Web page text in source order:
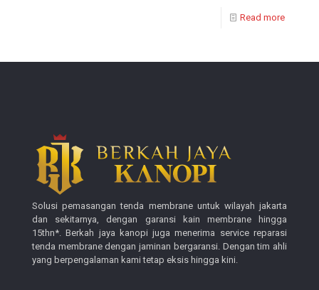
Read more
Solusi pemasangan tenda membrane untuk wilayah jakarta
dan sekitarnya, dengan garansi kain membrane hingga
15thn*. Berkah jaya kanopi juga menerima service reparasi
tenda membrane dengan jaminan bergaransi. Dengan tim ahli
yang berpengalaman kami tetap eksis hingga kini.